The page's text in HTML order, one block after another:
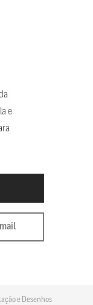
e
e Desenhos